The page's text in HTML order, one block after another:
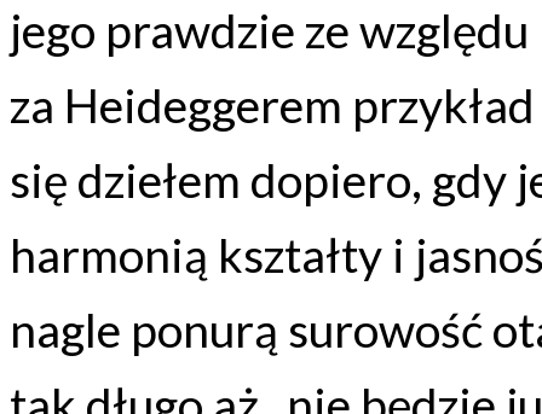
jego prawdzie ze względu
za Heideggerem
się dziełem dopiero, gdy
harmonią kształty i
nagle ponurą surowość